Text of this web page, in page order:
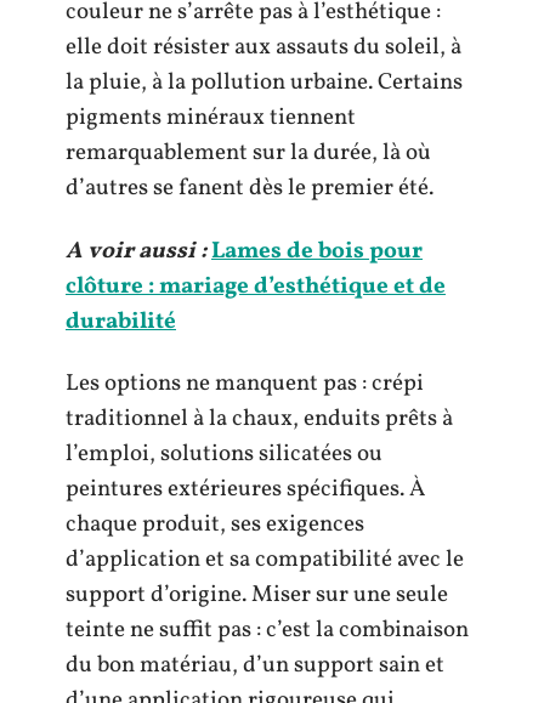
couleur ne s’arrête pas à l’esthétique :
elle doit résister aux assauts du soleil, à
la pluie, à la pollution urbaine. Certains
pigments minéraux tiennent
remarquablement sur la durée, là où
d’autres se fanent dès le premier été.
A voir aussi :Lames de bois pour
clôture : mariage d’esthétique et de
durabilité
Les options ne manquent pas : crépi
traditionnel à la chaux, enduits prêts à
l’emploi, solutions silicatées ou
peintures extérieures spécifiques. À
chaque produit, ses exigences
d’application et sa compatibilité avec le
support d’origine. Miser sur une seule
teinte ne suffit pas : c’est la combinaison
du bon matériau, d’un support sain et